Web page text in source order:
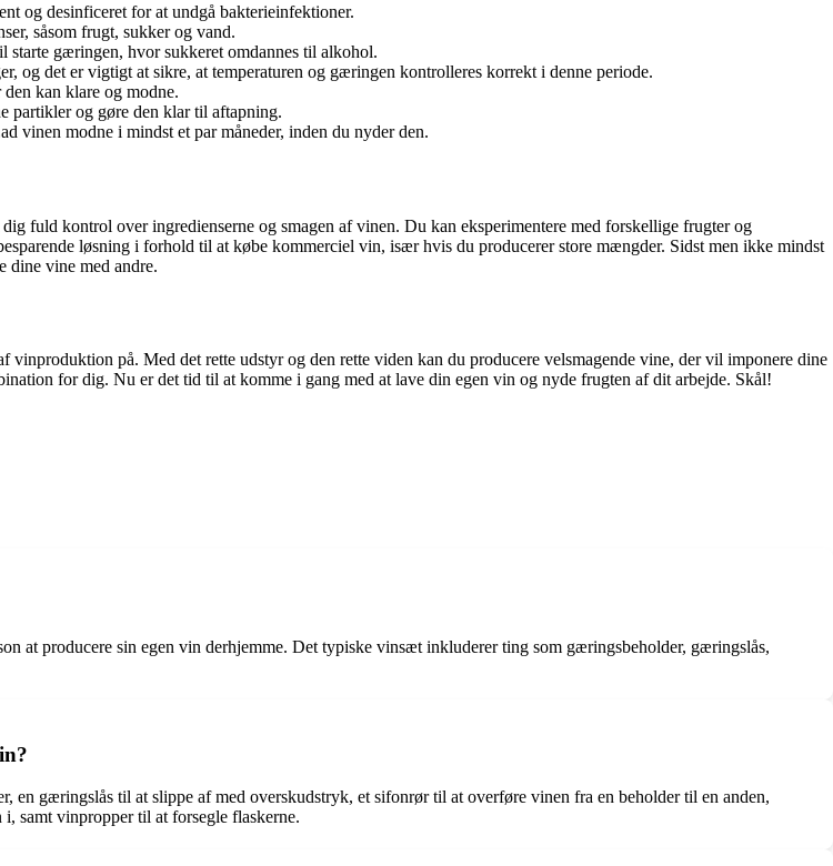
og desinficeret for at undgå bakterieinfektioner.
såsom frugt, sukker og vand.
gæringen, hvor sukkeret omdannes til alkohol.
og det er vigtigt at sikre, at temperaturen og gæringen kontrolleres korrekt i denne periode.
kan klare og modne.
partikler og gøre den klar til aftapning.
vinen modne i mindst et par måneder, inden du nyder den.
fuld kontrol over ingredienserne og smagen af vinen. Du kan eksperimentere med forskellige frugter og
løsning i forhold til at købe kommerciel vin, især hvis du producerer store mængder. Sidst men ikke mindst
dine vine med andre.
på. Med det rette udstyr og den rette viden kan du producere velsmagende vine, der vil imponere dine
for dig. Nu er det tid til at komme i gang med at lave din egen vin og nyde frugten af dit arbejde. Skål!
at producere sin egen vin derhjemme. Det typiske vinsæt inkluderer ting som gæringsbeholder, gæringslås,
gæringslås til at slippe af med overskudstryk, et sifonrør til at overføre vinen fra en beholder til en anden,
samt vinpropper til at forsegle flaskerne.